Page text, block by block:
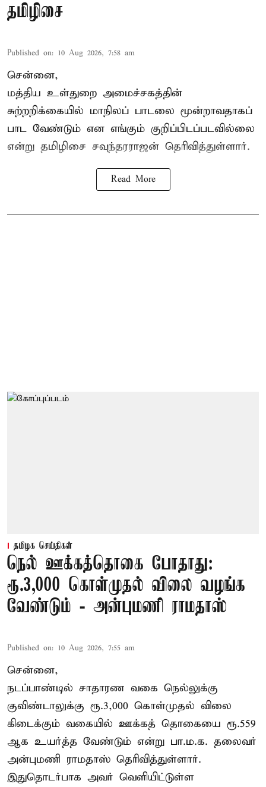
தமிழிசை
Published on: 10 Aug 2026, 7:58 am
சென்னை,
மத்திய உள்துறை அமைச்சகத்தின்
சுற்றறிக்கையில் மாநிலப் பாடலை மூன்றாவதாகப்
பாட வேண்டும் என எங்கும் குறிப்பிடப்படவில்லை
என்று தமிழிசை சவுந்தரராஜன் தெரிவித்துள்ளார்.
Read More
தமிழக செய்திகள்
நெல் ஊக்கத்தொகை போதாது:
ரூ.3,000 கொள்முதல் விலை வழங்க
வேண்டும் - அன்புமணி ராமதாஸ்
Published on: 10 Aug 2026, 7:55 am
சென்னை,
நடப்பாண்டில் சாதாரண வகை நெல்லுக்கு
குவிண்டாலுக்கு ரூ.3,000 கொள்முதல் விலை
கிடைக்கும் வகையில் ஊக்கத் தொகையை ரூ.559
ஆக உயர்த்த வேண்டும் என்று பா.ம.க. தலைவர்
அன்புமணி ராமதாஸ் தெரிவித்துள்ளார்.
இதுதொடர்பாக அவர் வெளியிட்டுள்ள